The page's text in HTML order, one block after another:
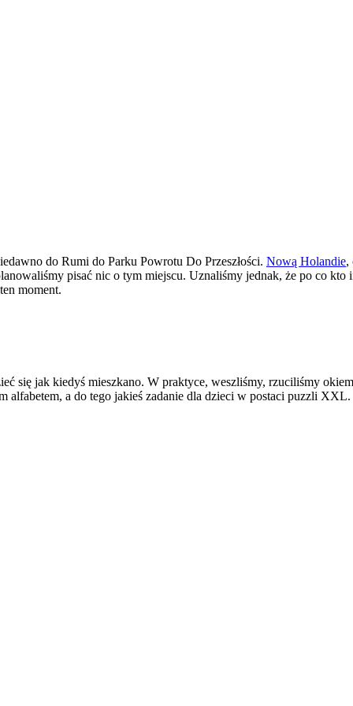
do Rumi do Parku Powrotu Do Przeszłości. Nową Holandie,
pisać nic o tym miejscu. Uznaliśmy jednak, że po co
moment.
się jak kiedyś mieszkano. W praktyce, weszliśmy, rzuciliśmy
alfabetem, a do tego jakieś zadanie dla dzieci w postaci puzzli